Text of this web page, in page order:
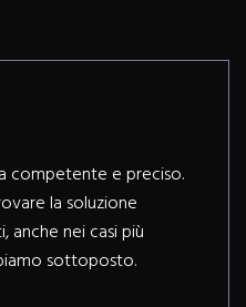
competente e preciso.
la soluzione
anche nei casi più
sottoposto.